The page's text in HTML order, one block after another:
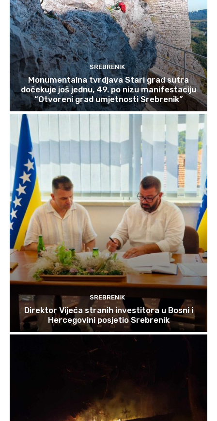
SREBRENIK
Monumentalna tvrdjava Stari grad sutra
dočekuje još jednu, 49. po nizu manifestaciju
“Otvoreni grad umjetnosti Srebrenik”
SREBRENIK
Direktor Vijeća stranih investitora u Bosni i
Hercegovini posjetio Srebrenik